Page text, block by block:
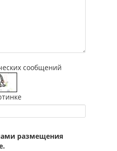
сообщений
размещения